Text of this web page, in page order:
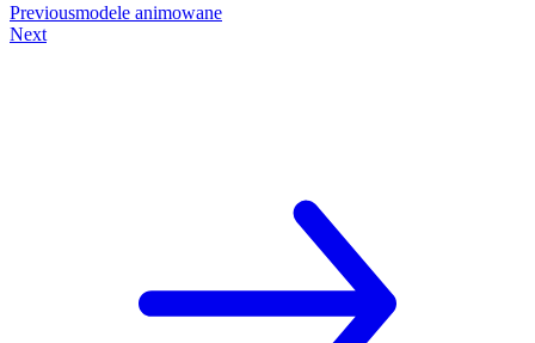
Previousmodele animowane
Next